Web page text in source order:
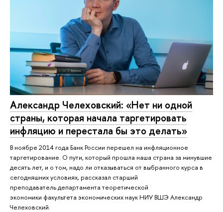
Александр Челеховский: «Нет ни одной
страны, которая начала таргетировать
инфляцию и перестала бы это делать»
В ноябре 2014 года Банк России перешел на инфляционное
таргетирование. О пути, который прошла наша страна за минувшие
десять лет, и о том, надо ли отказываться от выбранного курса в
сегодняшних условиях, рассказал старший
преподаватель департамента теоретической
экономики факультета экономических наук НИУ ВШЭ Александр
Челеховский.